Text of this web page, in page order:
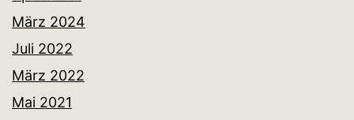
März 2024
Juli 2022
März 2022
Mai 2021